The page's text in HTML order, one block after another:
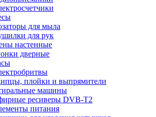
для мыла
для рук
настенные
дверные
плойки и выпрямители
машины
ресиверы DVB-T2
питания